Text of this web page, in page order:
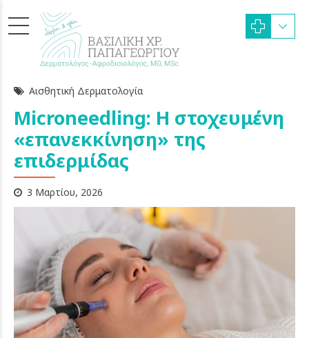
Αισθητική Δερματολογία
Microneedling: Η στοχευμένη
«επανεκκίνηση» της
επιδερμίδας
3 Μαρτίου, 2026